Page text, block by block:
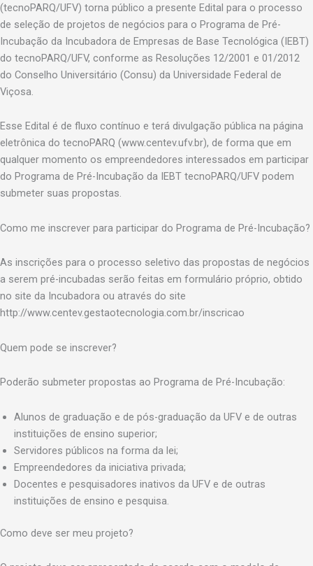
(tecnoPARQ/UFV) torna público a presente Edital para o processo
de seleção de projetos de negócios para o Programa de Pré-
Incubação da Incubadora de Empresas de Base Tecnológica (IEBT)
do tecnoPARQ/UFV, conforme as Resoluções 12/2001 e 01/2012
do Conselho Universitário (Consu) da Universidade Federal de
Viçosa.
Esse Edital é de fluxo contínuo e terá divulgação pública na página
eletrônica do tecnoPARQ (www.centev.ufv.br), de forma que em
qualquer momento os empreendedores interessados em participar
do Programa de Pré-Incubação da IEBT tecnoPARQ/UFV podem
submeter suas propostas.
Como me inscrever para participar do Programa de Pré-Incubação?
As inscrições para o processo seletivo das propostas de negócios
a serem pré-incubadas serão feitas em formulário próprio, obtido
no site da Incubadora ou através do site
http://www.centev.gestaotecnologia.com.br/inscricao
Quem pode se inscrever?
Poderão submeter propostas ao Programa de Pré-Incubação:
Alunos de graduação e de pós-graduação da UFV e de outras
instituições de ensino superior;
Servidores públicos na forma da lei;
Empreendedores da iniciativa privada;
Docentes e pesquisadores inativos da UFV e de outras
instituições de ensino e pesquisa.
Como deve ser meu projeto?